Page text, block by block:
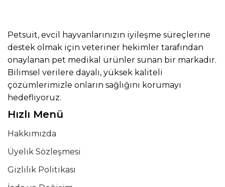
Petsuit, evcil hayvanlarınızın iyileşme süreçlerine
destek olmak için veteriner hekimler tarafından
onaylanan pet medikal ürünler sunan bir markadır.
Bilimsel verilere dayalı, yüksek kaliteli
çözümlerimizle onların sağlığını korumayı
hedefliyoruz.
Hızlı Menü
Hakkımızda
Üyelik Sözleşmesi
Gizlilik Politikası